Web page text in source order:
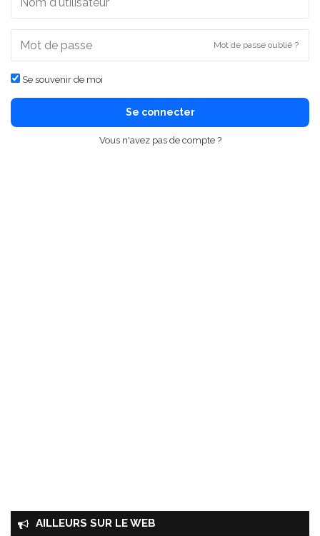
Mot de passe oublié ?
Se souvenir de moi
Se connecter
Vous n'avez pas de compte ?
AILLEURS SUR LE WEB